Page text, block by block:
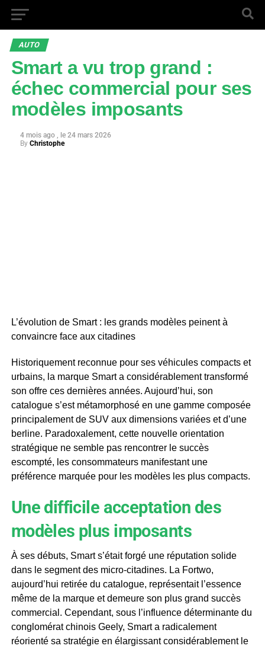
AUTO
Smart a vu trop grand :
échec commercial pour ses
modèles imposants
4 mois ago
24 mars 2026
By Christophe
L’évolution de Smart : les grands modèles peinent à
convaincre face aux citadines
Historiquement reconnue pour ses véhicules compacts et
urbains, la marque Smart a considérablement transformé
son offre ces dernières années. Aujourd’hui, son
catalogue s’est métamorphosé en une gamme composée
principalement de SUV aux dimensions variées et d’une
berline. Paradoxalement, cette nouvelle orientation
stratégique ne semble pas rencontrer le succès
escompté, les consommateurs manifestant une
préférence marquée pour les modèles les plus compacts.
Une difficile acceptation des
modèles plus imposants
À ses débuts, Smart s’était forgé une réputation solide
dans le segment des micro-citadines. La Fortwo,
aujourd’hui retirée du catalogue, représentait l’essence
même de la marque et demeure son plus grand succès
commercial. Cependant, sous l’influence déterminante du
conglomérat chinois Geely, Smart a radicalement
réorienté sa stratégie en élargissant considérablement le